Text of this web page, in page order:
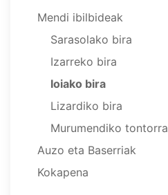
Mendi ibilbideak
Sarasolako bira
Izarreko bira
Ioiako bira
Lizardiko bira
Murumendiko tontorra
Auzo eta Baserriak
Kokapena